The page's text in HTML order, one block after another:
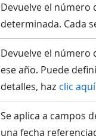
Devuelve el número
determinada. Cada
Devuelve el número
ese año. Puede
detalles, haz clic aquí
Se aplica a campos
una fecha